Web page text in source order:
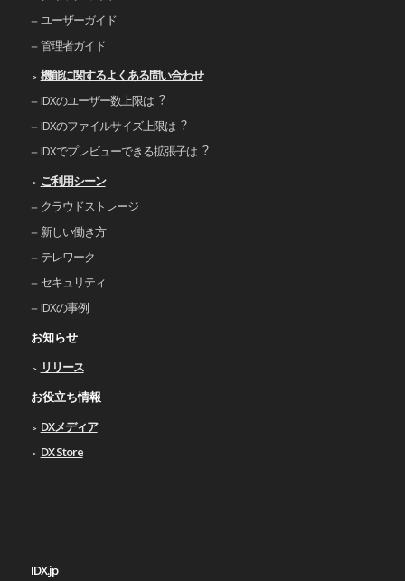
ユーザーガイド
管理者ガイド
機能に関するよくある問い合わせ
IDXのユーザー数上限は︖
IDXのファイルサイズ上限は︖
IDXでプレビューできる拡張⼦は︖
ご利⽤シーン
クラウドストレージ
新しい働き⽅
テレワーク
セキュリティ
IDXの事例
お知らせ
リリース
お役立ち情報
DXメディア
DX Store
IDX.jp